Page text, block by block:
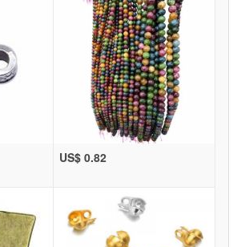
US$ 0.82